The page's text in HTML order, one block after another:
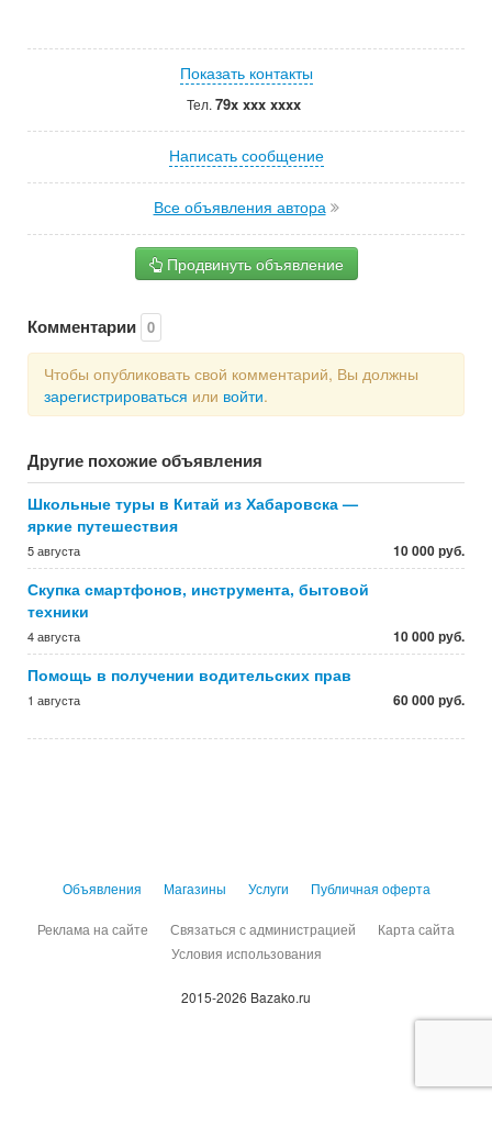
Показать контакты
Тел. 79x xxx xxxx
Написать сообщение
Все объявления автора
Продвинуть объявление
Комментарии 0
Чтобы опубликовать свой комментарий, Вы должны
зарегистрироваться или войти.
Другие похожие объявления
Школьные туры в Китай из Хабаровска —
яркие путешествия
5 августа 10 000 руб.
Скупка смартфонов, инструмента, бытовой
техники
4 августа 10 000 руб.
Помощь в получении водительских прав
1 августа 60 000 руб.
Объявления Магазины Услуги Публичная оферта
Реклама на сайте Связаться с администрацией
Карта сайта
Условия использования
2015-2026 Bazako.ru